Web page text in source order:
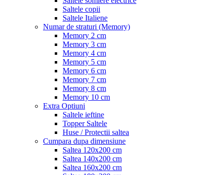
Saltele copii
Saltele Italiene
Numar de straturi (Memory)
Memory 2 cm
Memory 3 cm
Memory 4 cm
Memory 5 cm
Memory 6 cm
Memory 7 cm
Memory 8 cm
Memory 10 cm
Extra Optiuni
Saltele ieftine
Topper Saltele
Huse / Protectii saltea
Cumpara dupa dimensiune
Saltea 120x200 cm
Saltea 140x200 cm
Saltea 160x200 cm